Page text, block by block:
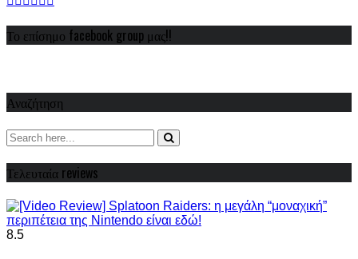
Το επίσημο facebook group μας!!
Αναζήτηση
Τελευταία reviews
8.5